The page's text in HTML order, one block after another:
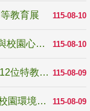
115-08-10
教育展
115-08-10
教育部鼓勵大專校院推動「社會情緒學習與校園心理健康促進計畫」 培育校園「心」韌性
115-08-09
青年百億海外圓夢基金計畫「無礙征途」 12位特教與弱勢青年勇闖西班牙 跨越感官限制見證生命蛻變
115-08-09
國教署補助22縣市積極推動「改善無障礙校園環境計畫」 打造友善、安全、無礙學習空間